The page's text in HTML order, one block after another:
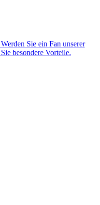
Sie ein Fan unserer
besondere Vorteile.